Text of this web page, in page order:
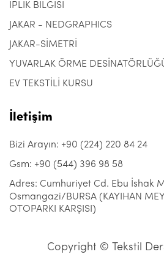
İPLİK BİLGİSİ
JAKAR - NEDGRAPHICS
JAKAR-SİMETRİ
YUVARLAK ÖRME
EV TEKSTİLİ KURSU
İletişim
Bizi Arayın: +90 (224) 220 84 24
Gsm: +90 (544) 396 98 58
Adres: Cumhuriyet Cd. Ebu İshak
Osmangazi/BURSA (KAYIHAN
OTOPARKI KARŞISI)
Copyright © Tekstil